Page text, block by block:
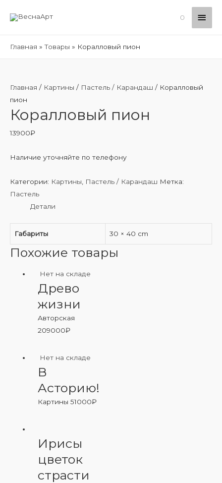
0
Главная Товары Коралловый пион
Главная / Картины / Пастель / Карандаш / Коралловый
пион
Коралловый пион
13900₽
Наличие уточняйте по телефону
Категории: Картины Пастель / Карандаш Метка:
Пастель
Детали
Габариты 30 × 40 cm
Похожие товары
Нет на складе
Древо
жизни
Авторская
209000₽
Нет на складе
В
Асторию!
Картины51000₽
Ирисы
цветок
страсти